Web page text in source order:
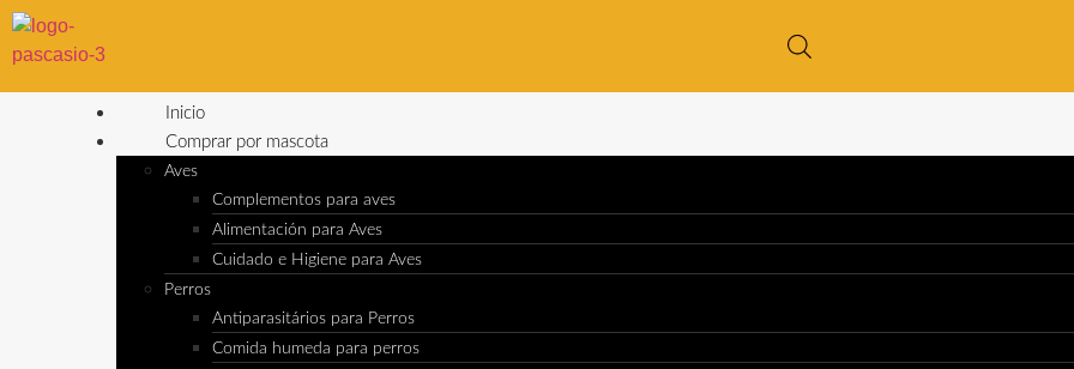
Inicio
Comprar por mascota
Aves
Complementos para aves
Alimentación para Aves
Cuidado e Higiene para Aves
Perros
Antiparasitários para Perros
Comida humeda para perros